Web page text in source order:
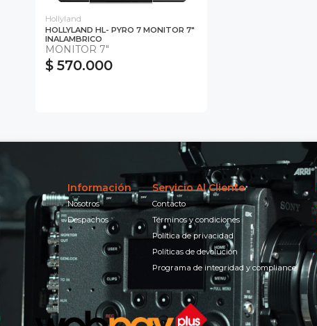
Hollyland
HOLLYLAND HL- PYRO 7 MONITOR 7"
INALAMBRICO
MONITOR 7"
$ 570.000
Información
Nosotros
Despachos
Servicio Al Cliente
Contacto
Términos y condiciones
Política de privacidad
Políticas de devolución
Programa de integridad y compliance